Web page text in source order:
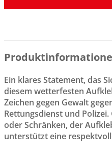
Ein klares Statement, das
diesem wetterfesten
Zeichen gegen Gewalt
Rettungsdienst und
oder Schränken, der
unterstützt eine